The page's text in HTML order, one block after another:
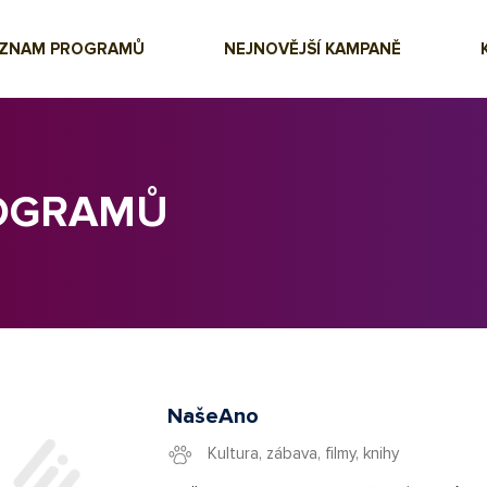
PROGRAMŮ NEJNOVĚJŠÍ KAMPANĚ
NašeAno
Kultura, zábava, filmy, knihy